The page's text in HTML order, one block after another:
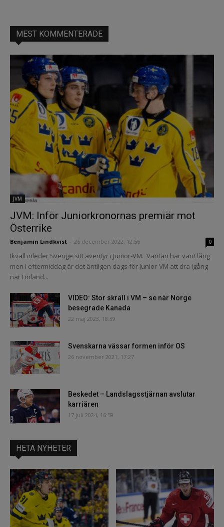
MEST KOMMENTERADE
JVM
JVM: Inför Juniorkronornas premiär mot
Österrike
Benjamin Lindkvist 26 december 2022, 12:56 0
Ikväll inleder Sverige sitt äventyr i Junior-VM. Väntan har varit lång
men i eftermiddag är det äntligen dags för Junior-VM att dra igång
när Finland...
VIDEO: Stor skräll i VM – se när Norge
besegrade Kanada
22 maj 2023, 18:39
Svenskarna vässar formen inför OS
26 november 2021, 17:27
Beskedet – Landslagsstjärnan avslutar
karriären
17 juli 2024, 16:59
HETA NYHETER